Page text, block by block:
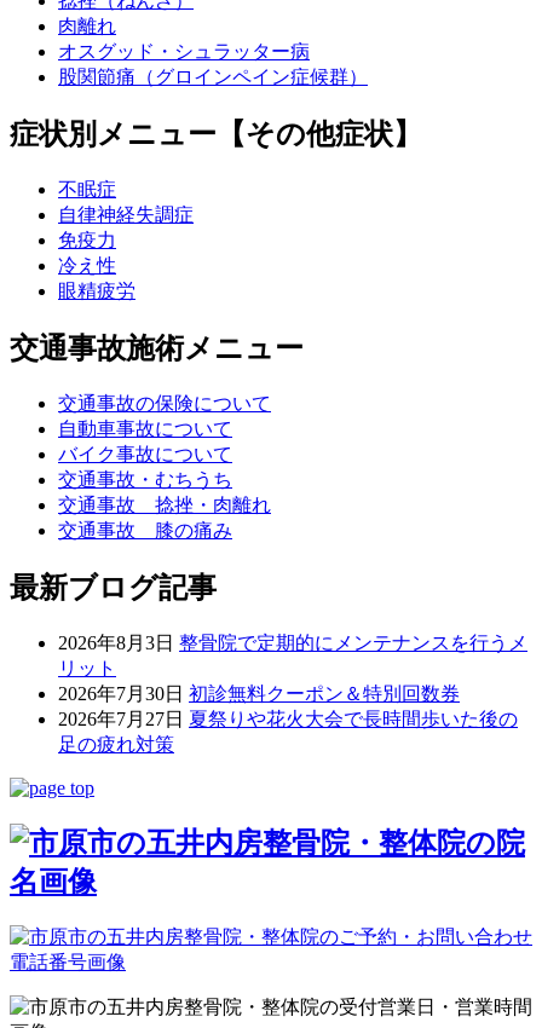
肉離れ
オスグッド・シュラッター病
股関節痛（グロインペイン症候群）
症状別メニュー【その他症状】
不眠症
自律神経失調症
免疫力
冷え性
眼精疲労
交通事故施術メニュー
交通事故の保険について
自動車事故について
バイク事故について
交通事故・むちうち
交通事故 捻挫・肉離れ
交通事故 膝の痛み
最新ブログ記事
2026年8月3日 整骨院で定期的にメンテナンスを行うメ
リット
2026年7月30日 初診無料クーポン＆特別回数券
2026年7月27日 夏祭りや花火大会で長時間歩いた後の
足の疲れ対策